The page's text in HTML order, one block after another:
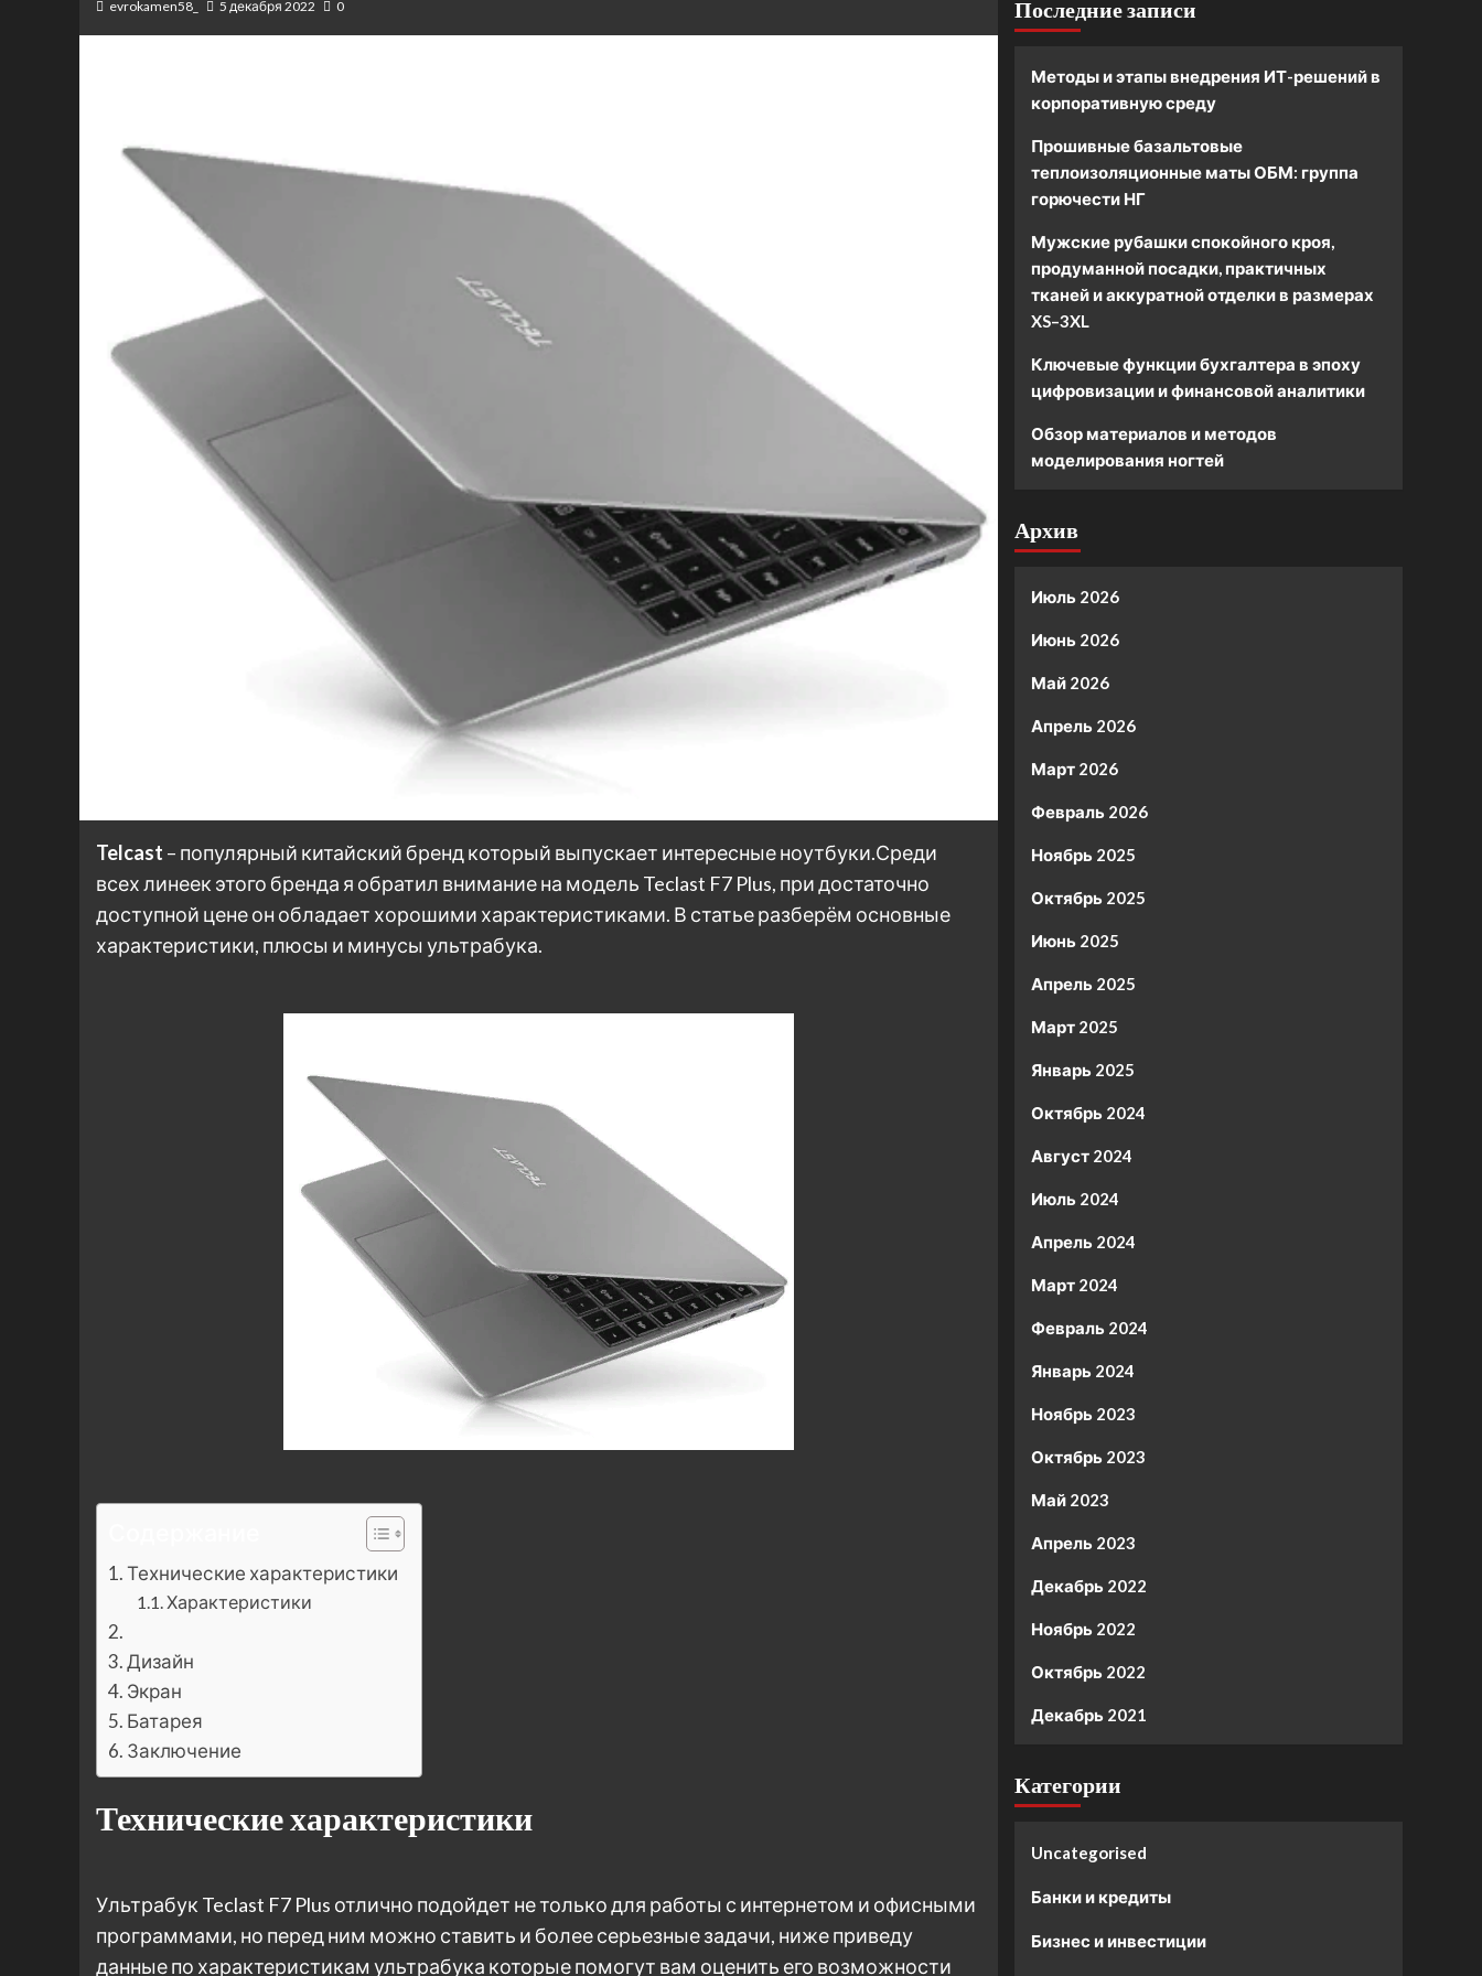
evrokamen58_ 5 декабря 2022 0
Telcast – популярный китайский бренд который выпускает интересные ноутбуки.Среди
всех линеек этого бренда я обратил внимание на модель Teclast F7 Plus, при достаточно
доступной цене он обладает хорошими характеристиками. В статье разберём основные
характеристики, плюсы и минусы ультрабука.
Технические характеристики
Характеристики
Дизайн
Экран
Батарея
Заключение
Технические характеристики
Ультрабук Teclast F7 Plus отлично подойдет не только для работы с интернетом и офисными
программами, но перед ним можно ставить и более серьезные задачи, ниже приведу
данные по характеристикам ультрабука которые помогут вам оценить его возможности
Последние записи
Методы и этапы внедрения ИТ-решений в
корпоративную среду
Прошивные базальтовые
теплоизоляционные маты ОБМ: группа
горючести НГ
Мужские рубашки спокойного кроя,
продуманной посадки, практичных
тканей и аккуратной отделки в размерах
XS–3XL
Ключевые функции бухгалтера в эпоху
цифровизации и финансовой аналитики
Обзор материалов и методов
моделирования ногтей
Архив
Июль 2026
Июнь 2026
Май 2026
Апрель 2026
Март 2026
Февраль 2026
Ноябрь 2025
Октябрь 2025
Июнь 2025
Апрель 2025
Март 2025
Январь 2025
Октябрь 2024
Август 2024
Июль 2024
Апрель 2024
Март 2024
Февраль 2024
Январь 2024
Ноябрь 2023
Октябрь 2023
Май 2023
Апрель 2023
Декабрь 2022
Ноябрь 2022
Октябрь 2022
Декабрь 2021
Категории
Uncategorised
Банки и кредиты
Бизнес и инвестиции